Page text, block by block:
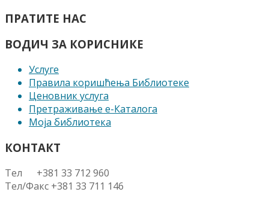
ПРАТИТЕ НАС
ВОДИЧ ЗА КОРИСНИКЕ
Услуге
Правила коришћења Библиотеке
Ценовник услуга
Претраживање е-Каталога
Моја библиотека
КОНТАКТ
Тел +381 33 712 960
Тел/Факс +381 33 711 146